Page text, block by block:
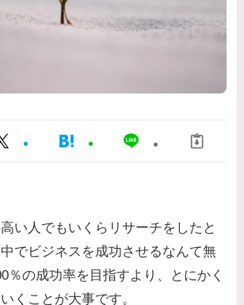
い人でもいくらリサーチをしたと
でビジネスを成功させるなんて無
％の成功率を目指すより、とにかく
くことが大事です。